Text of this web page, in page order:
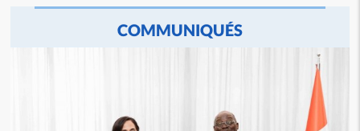
COMMUNIQUÉS